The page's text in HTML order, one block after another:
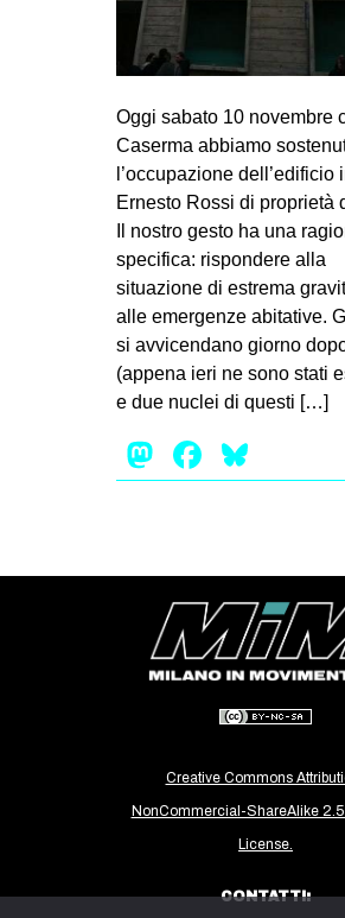
MOVIMENTI
AMBIENTE
ANTIFASCISMO
GENERI
MIGRAZIONI
PRECARIATO
REPRESSIONE
STUDENTI
CULTURE
ARTE
RECENSIONI
ESTREMO ORIENTE
EUROPA
MONDO
Oggi sabato 10 novembre
Caserma abbiamo
l’occupazione dell’edificio
Ernesto Rossi di proprietà
Il nostro gesto ha una
specifica: rispondere alla
situazione di estrema
alle emergenze abitative.
si avvicendano giorno
(appena ieri ne sono stati
e due nuclei di questi […]
Mastodon
Creative Commons
NonCommercial-ShareAlike
License.
CONTATTI: